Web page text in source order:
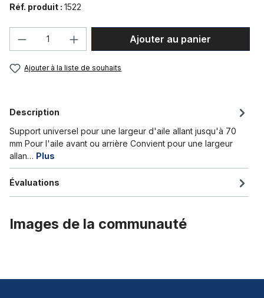
Réf. produit : 1522
Quantité de produit : Entrez la
Ajouter au panier
Ajouter à la liste de souhaits
Description
Support universel pour une largeur d'aile allant jusqu'à 70
mm Pour l'aile avant ou arrière Convient pour une largeur
allan… Plus
Évaluations
Images de la communauté